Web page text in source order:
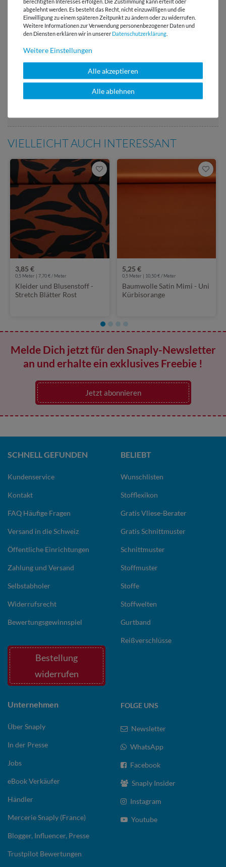
Lieferung mit DHL
E-Mail Kundenservice
Über 98% positive
Bewertungen
Über 110 Gratis
Schnittmuster für Dich
VIELLEICHT AUCH INTERESSANT
3,85 €
0,5 Meter | 7,70 € / Meter
Kleider und Blusenstoff -
Stretch Blätter Rost
5,25 €
0,5 Meter | 10,50 € / Meter
Baumwolle Satin Mimi - Uni
Kürbisorange
Melde Dich jetzt für den Snaply-Newsletter
an und erhalte ein exklusives Freebie !
Jetzt abonnieren
abgelehnt werden. Es besteht das Recht, nicht einzuwilligen und die
Einwilligung zu einem späteren Zeitpunkt zu ändern oder zu widerrufen.
Weitere Informationen zur Verwendung personenbezogener Daten und
den Diensten erklären wir in unserer Daten­schutz­erklärung
Weitere Einstellungen
Alle akzeptieren
Alle ablehnen
SCHNELL GEFUNDEN
Kundenservice
Kontakt
FAQ Häufige Fragen
Versand in die Schweiz
Öffentliche Einrichtungen
Zahlung und Versand
Selbstabholer
Widerrufsrecht
Bewertungsgewinnspiel
Bestellung
widerrufen
BELIEBT
Wunschlisten
Stofflexikon
Gratis Vliese-Berater
Gratis Schnittmuster
Schnittmuster
Stoffmuster
Stoffe
Stoffwelten
Gurtband
Reißverschlüsse
Unternehmen
Über Snaply
In der Presse
Jobs
eBook Verkäufer
Händler
Mercerie Snaply (France)
Blogger, Influencer, Presse
Trustpilot Bewertungen
FOLGE UNS
Newsletter
WhatsApp
Facebook
Snaply Insider
Instagram
Youtube